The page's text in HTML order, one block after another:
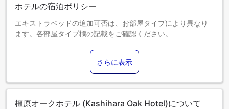
ホテルの宿泊ポリシー
エキストラベッドの追加可否は、お部屋タイプにより異なり
ます。各部屋タイプ欄の記載をご確認ください。
さらに表示
橿原オークホテル (Kashihara Oak Hotel)について